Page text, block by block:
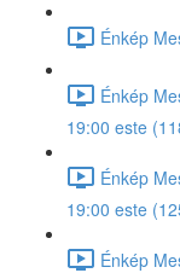
Énkép
Énkép
19:00 este
Énkép
19:00 este
Énkép